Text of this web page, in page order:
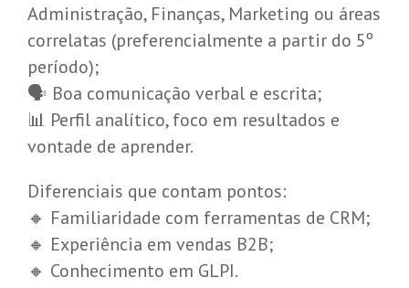
Administração, Finanças, Marketing ou áreas
correlatas (preferencialmente a partir do 5º
período);
🗣 Boa comunicação verbal e escrita;
📊 Perfil analítico, foco em resultados e
vontade de aprender.
Diferenciais que contam pontos:
🔸 Familiaridade com ferramentas de CRM;
🔸 Experiência em vendas B2B;
🔸 Conhecimento em GLPI.